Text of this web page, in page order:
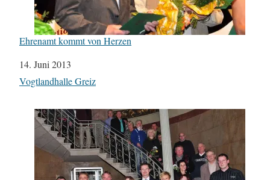
Ehrenamt kommt von Herzen
Datum
14. Juni 2013
In Bezug auf
Vogtlandhalle Greiz